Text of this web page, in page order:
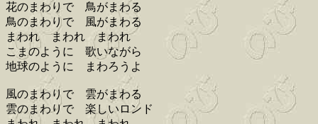
花のまわりで 鳥がまわる
鳥のまわりで 風がまわる
まわれ まわれ まわれ
こまのように 歌いながら
地球のように まわろうよ
風のまわりで 雲がまわる
雲のまわりで 楽しいロンド